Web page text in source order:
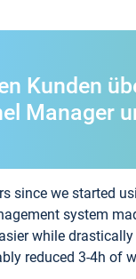
Kunden
Manager
since we started
system
while
reduced 3-4h of